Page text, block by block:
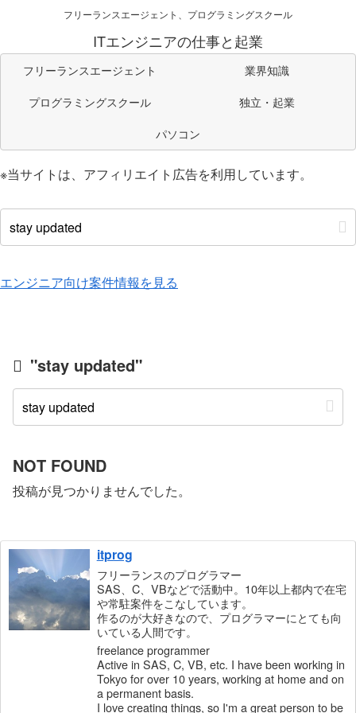
フリーランスエージェント、プログラミングスクール
ITエンジニアの仕事と起業
フリーランスエージェント
業界知識
プログラミングスクール
独立・起業
パソコン
※当サイトは、アフィリエイト広告を利用しています。
エンジニア向け案件情報を見る
"stay updated"
NOT FOUND
投稿が見つかりませんでした。
itprog
フリーランスのプログラマー
SAS、C、VBなどで活動中。10年以上都内で在宅
や常駐案件をこなしています。
作るのが大好きなので、プログラマーにとても向
いている人間です。
freelance programmer
Active in SAS, C, VB, etc. I have been working in
Tokyo for over 10 years, working at home and on
a permanent basis.
I love creating things, so I'm a great person to be